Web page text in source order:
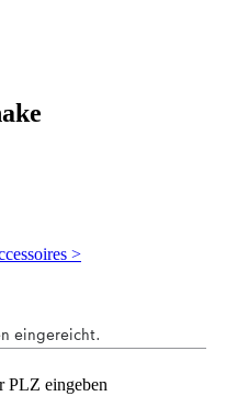
>
PLZ eingeben